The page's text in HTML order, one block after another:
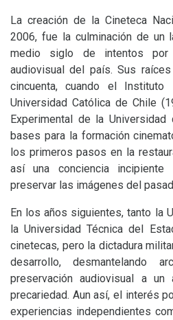
La creación de la Cineteca
2006, fue la culminación de un
medio siglo de intentos por
audiovisual del país. Sus
cincuenta, cuando el
Universidad Católica de Chile
Experimental de la
bases para la formación
los primeros pasos en la
así una conciencia
preservar las imágenes del
En los años siguientes, tanto la
la Universidad Técnica del
cinetecas, pero la dictadura
desarrollo, desmantelando
preservación audiovisual a
precariedad. Aun así, el interés
experiencias independientes